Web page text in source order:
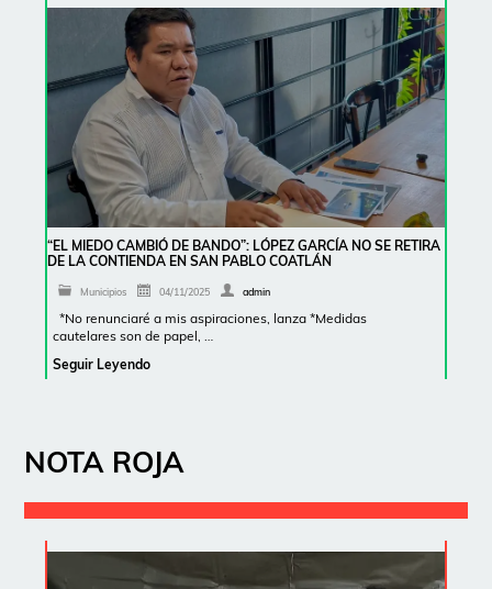
“EL MIEDO CAMBIÓ DE BANDO”: LÓPEZ GARCÍA NO SE RETIRA
DE LA CONTIENDA EN SAN PABLO COATLÁN
Municipios 04/11/2025 admin
*No renunciaré a mis aspiraciones, lanza *Medidas
cautelares son de papel, …
Seguir Leyendo
NOTA ROJA